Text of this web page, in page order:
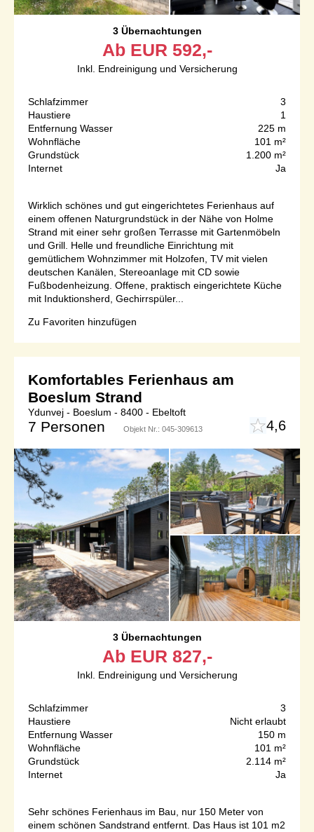
3 Übernachtungen
Ab EUR 592,-
Inkl. Endreinigung und Versicherung
Schlafzimmer
3
Haustiere
1
Entfernung Wasser
225 m
Wohnfläche
101 m²
Grundstück
1.200 m²
Internet
Ja
Wirklich schönes und gut eingerichtetes Ferienhaus auf
einem offenen Naturgrundstück in der Nähe von Holme
Strand mit einer sehr großen Terrasse mit Gartenmöbeln
und Grill. Helle und freundliche Einrichtung mit
gemütlichem Wohnzimmer mit Holzofen, TV mit vielen
deutschen Kanälen, Stereoanlage mit CD sowie
Fußbodenheizung. Offene, praktisch eingerichtete Küche
mit Induktionsherd, Gechirrspüler...
Zu Favoriten hinzufügen
Komfortables Ferienhaus am
Boeslum Strand
Ydunvej - Boeslum - 8400 - Ebeltoft
7 Personen Objekt Nr.: 045-309613 4,6
3 Übernachtungen
Ab EUR 827,-
Inkl. Endreinigung und Versicherung
Schlafzimmer
3
Haustiere
Nicht erlaubt
Entfernung Wasser
150 m
Wohnfläche
101 m²
Grundstück
2.114 m²
Internet
Ja
Sehr schönes Ferienhaus im Bau, nur 150 Meter von
einem schönen Sandstrand entfernt. Das Haus ist 101 m2